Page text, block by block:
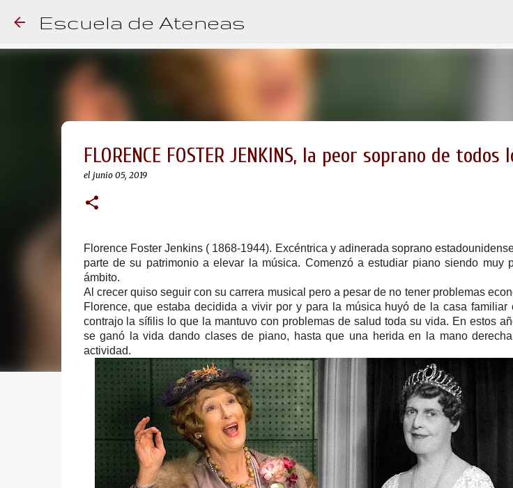
Escuela de Ateneas
FLORENCE FOSTER JENKINS, la peor soprano de
el junio 05, 2019
Florence Foster Jenkins ( 1868-1944). Excéntrica y adinerada soprano
parte de su patrimonio a elevar la música. Comenzó a estudiar piano siendo muy
ámbito.
Al crecer quiso seguir con su carrera musical pero a pesar de no tener problemas
Florence, que estaba decidida a vivir por y para la música huyó de la casa familiar
contrajo la sífilis lo que la mantuvo con problemas de salud toda su vida. En estos
se ganó la vida dando clases de piano, hasta que una herida en la mano
actividad.